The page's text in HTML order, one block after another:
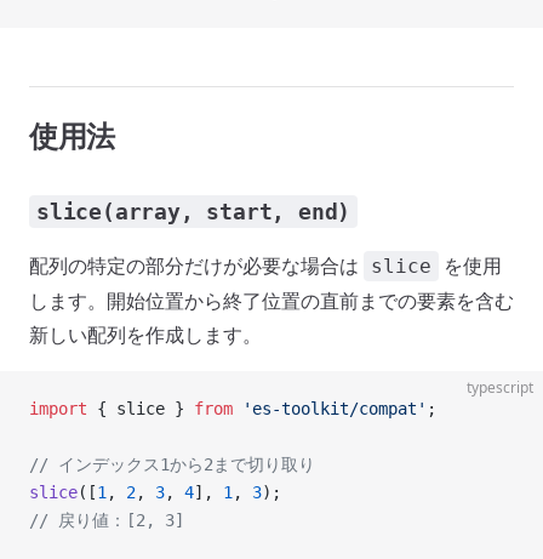
使用法
slice(array, start, end)
配列の特定の部分だけが必要な場合は slice
を使用
します。開始位置から終了位置の直前までの要素を含む
新しい配列を作成します。
typescript
import { slice } from 'es-toolkit/compat' ;
// インデックス1から2まで切り取り
slice([1 , 2, 3, 4], 1 , 3);
// 戻り値：[2, 3]